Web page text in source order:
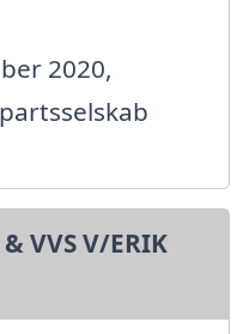
2020,
& VVS V/ERIK